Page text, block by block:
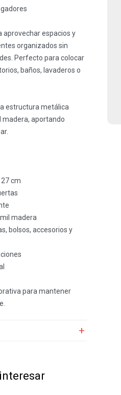
aprovechar espacios y
organizados sin
Perfecto para colocar
baños, lavaderos o
estructura metálica
madera, aportando
cm
madera
bolsos, accesorios y
para mantener